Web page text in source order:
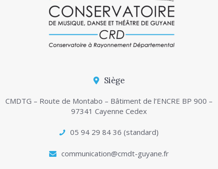
Siège
CMDTG – Route de Montabo – Bâtiment de l’ENCRE BP 900 –
97341 Cayenne Cedex
05 94 29 84 36 (standard)
communication@cmdt-guyane.fr